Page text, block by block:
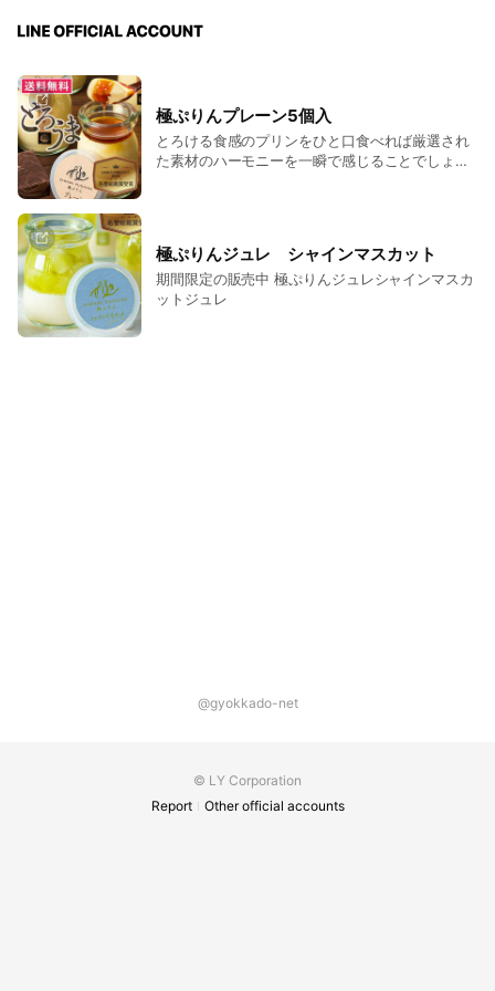
極ぷりんプレーン5個入
とろける食感のプリンをひと口食べれば厳選され
た素材のハーモニーを一瞬で感じることでしょ
極ぷりんジュレ シャインマスカット
期間限定の販売中 極ぷりんジュレシャインマスカ
ットジュレ
@gyokkado-net
© LY Corporation
Report
Other official accounts